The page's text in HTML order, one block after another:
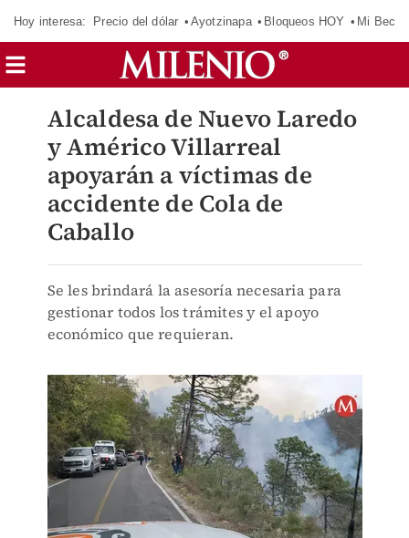
Hoy interesa: Precio del dólar Ayotzinapa Bloqueos HOY Mi Beca
Alcaldesa de Nuevo Laredo
y Américo Villarreal
apoyarán a víctimas de
accidente de Cola de
Caballo
Se les brindará la asesoría necesaria para
gestionar todos los trámites y el apoyo
económico que requieran.